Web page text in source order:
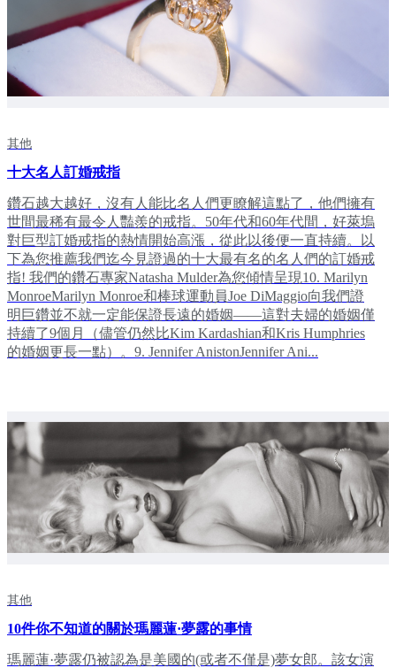
其他
十大名人訂婚戒指
鑽石越大越好，沒有人能比名人們更瞭解這點了，他們擁有
世間最稀有最令人豔羨的戒指。50年代和60年代間，好萊塢
對巨型訂婚戒指的熱情開始高漲，從此以後便一直持續。以
下為您推薦我們迄今見證過的十大最有名的名人們的訂婚戒
指! 我們的鑽石專家Natasha Mulder為您傾情呈現10. Marilyn
MonroeMarilyn Monroe和棒球運動員Joe DiMaggio向我們證
明巨鑽並不就一定能保證長遠的婚姻——這對夫婦的婚姻僅
持續了9個月（儘管仍然比Kim Kardashian和Kris Humphries
的婚姻更長一點）。9. Jennifer AnistonJennifer Ani...
其他
10件你不知道的關於瑪麗蓮·夢露的事情
瑪麗蓮·夢露仍被認為是美國的(或者不僅是)夢女郎。該女演